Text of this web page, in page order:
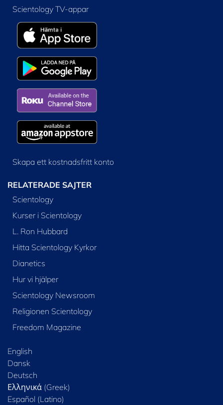
Scientology TV-appar
Skapa ett kostnadsfritt konto
RELATERADE SAJTER
Scientology
Kurser i Scientology
L. Ron Hubbard
Hitta Scientology Kyrkor
Dianetics
Hur vi hjälper
Scientology Newsroom
Religionen Scientology
Freedom Magazine
English
Dansk
Deutsch
Ελληνικά (Greek)
Español (Latino)